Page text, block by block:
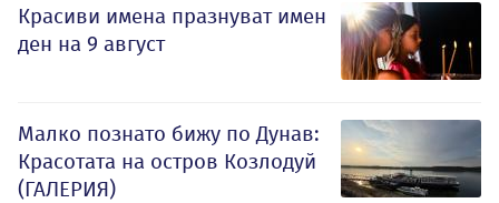
Красиви имена празнуват имен
ден на 9 август
Малко познато бижу по Дунав:
Красотата на остров Козлодуй
(ГАЛЕРИЯ)